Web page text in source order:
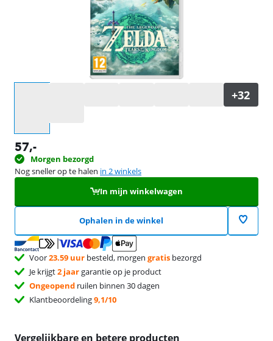
57,-
Morgen bezorgd
Nog sneller op te halen in 2 winkels
In mijn winkelwagen
Ophalen in de winkel
Voor23.59 uur besteld, morgen gratis bezorgd
Je krijgt2 jaargarantie op je product
Ongeopend ruilen binnen 30 dagen
Klantbeoordeling9,1/10
Vergelijkbare en betere producten